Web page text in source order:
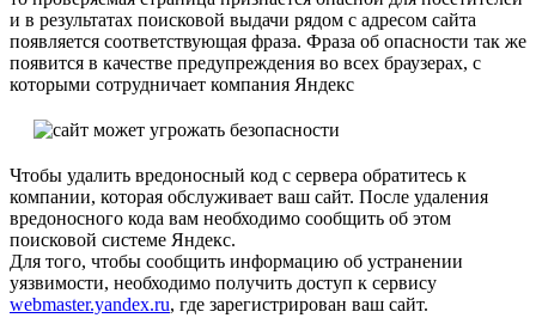
и в результатах поисковой выдачи рядом с адресом сайта
появляется соответствующая фраза. Фраза об опасности так же
появится в качестве предупреждения во всех браузерах, с
которыми сотрудничает компания Яндекс
Чтобы удалить вредоносный код с сервера обратитесь к
компании, которая обслуживает ваш сайт. После удаления
вредоносного кода вам необходимо сообщить об этом
поисковой системе Яндекс.
Для того, чтобы сообщить информацию об устранении
уязвимости, необходимо получить доступ к сервису
webmaster.yandex.ru, где зарегистрирован ваш сайт.